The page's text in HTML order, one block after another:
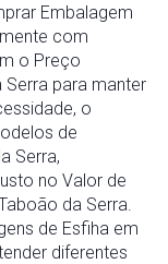
Embalagem
com
o Preço
para manter
o
de
Serra,
no Valor de
da Serra.
de Esfiha em
diferentes